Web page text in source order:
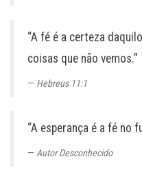
“A fé é a certeza
coisas que não vemos.”
Hebreus 11:1
“A esperança é a fé no
Autor Desconhecido